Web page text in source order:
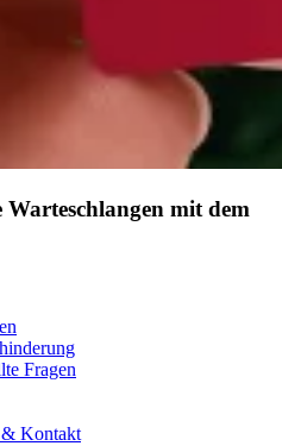
Warteschlangen mit dem
Fragen
& Kontakt